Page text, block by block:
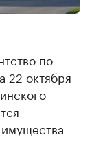
по
22 октября